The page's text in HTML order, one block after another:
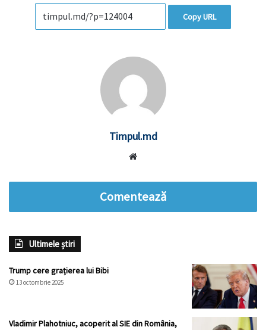
Copy URL
Timpul.md
Comentează
Ultimele știri
Trump cere grațierea lui Bibi
13 octombrie 2025
Vladimir Plahotniuc, acoperit al SIE din România,